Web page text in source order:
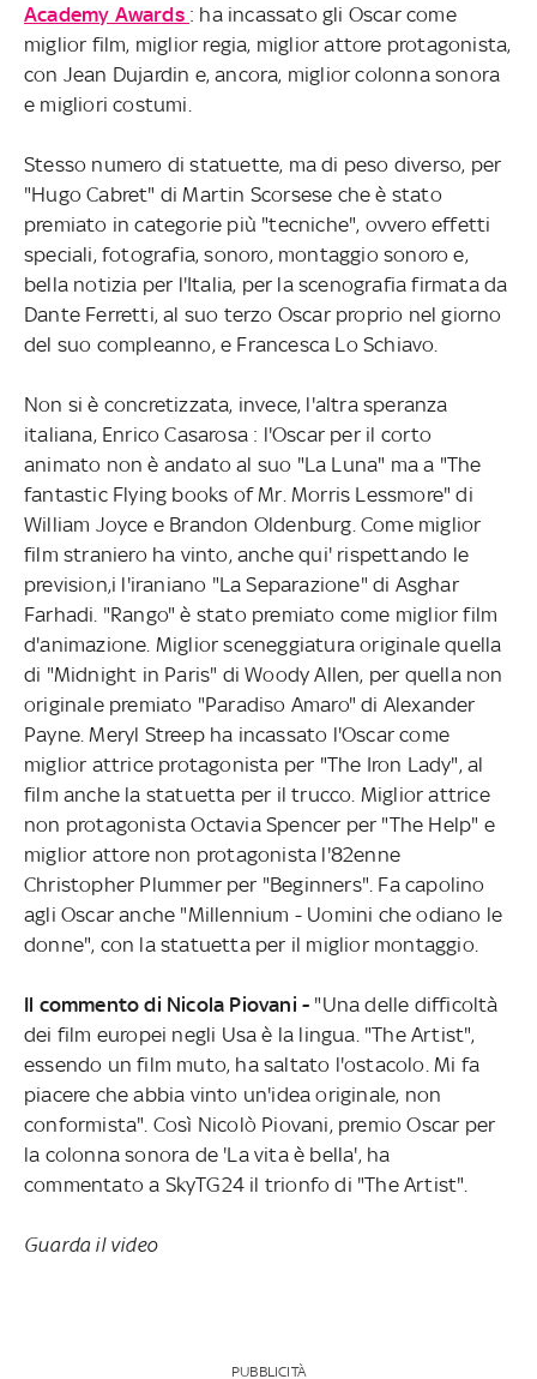
Academy Awards : ha incassato gli Oscar come
miglior film, miglior regia, miglior attore protagonista,
con Jean Dujardin e, ancora, miglior colonna sonora
e migliori costumi.
Stesso numero di statuette, ma di peso diverso, per
"Hugo Cabret" di Martin Scorsese che è stato
premiato in categorie più "tecniche", ovvero effetti
speciali, fotografia, sonoro, montaggio sonoro e,
bella notizia per l'Italia, per la scenografia firmata da
Dante Ferretti, al suo terzo Oscar proprio nel giorno
del suo compleanno, e Francesca Lo Schiavo.
Non si è concretizzata, invece, l'altra speranza
italiana, Enrico Casarosa : l'Oscar per il corto
animato non è andato al suo "La Luna" ma a "The
fantastic Flying books of Mr. Morris Lessmore" di
William Joyce e Brandon Oldenburg. Come miglior
film straniero ha vinto, anche qui' rispettando le
prevision,i l'iraniano "La Separazione" di Asghar
Farhadi. "Rango" è stato premiato come miglior film
d'animazione. Miglior sceneggiatura originale quella
di "Midnight in Paris" di Woody Allen, per quella non
originale premiato "Paradiso Amaro" di Alexander
Payne. Meryl Streep ha incassato l'Oscar come
miglior attrice protagonista per "The Iron Lady", al
film anche la statuetta per il trucco. Miglior attrice
non protagonista Octavia Spencer per "The Help" e
miglior attore non protagonista l'82enne
Christopher Plummer per "Beginners". Fa capolino
agli Oscar anche "Millennium - Uomini che odiano le
donne", con la statuetta per il miglior montaggio.
Il commento di Nicola Piovani - "Una delle difficoltà
dei film europei negli Usa è la lingua. "The Artist",
essendo un film muto, ha saltato l'ostacolo. Mi fa
piacere che abbia vinto un'idea originale, non
conformista". Così Nicolò Piovani, premio Oscar per
la colonna sonora de 'La vita è bella', ha
commentato a SkyTG24 il trionfo di "The Artist".
Guarda il video
PUBBLICITÀ